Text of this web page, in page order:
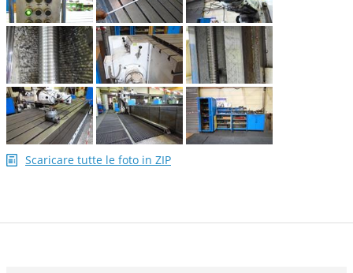
Scaricare tutte le foto in ZIP